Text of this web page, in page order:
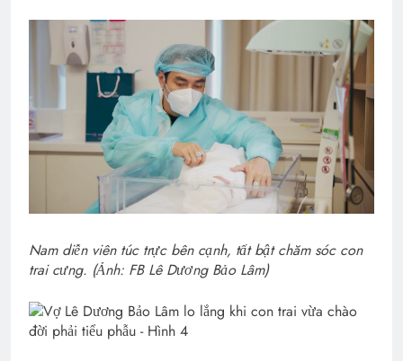
Nam diễn viên túc trực bên cạnh, tất bật chăm sóc con
trai cưng. (Ảnh: FB Lê Dương Bảo Lâm)